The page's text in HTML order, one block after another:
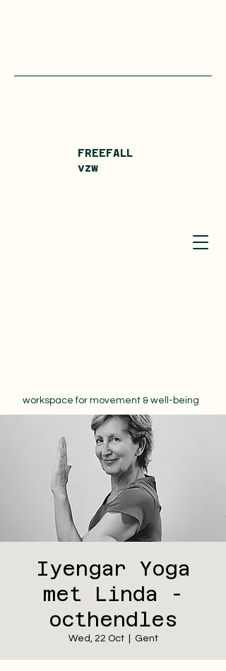
FREEFALL
vzw
workspace for movement & well-being
Iyengar Yoga
met Linda -
octhendles
Wed, 22 Oct
  |
Gent